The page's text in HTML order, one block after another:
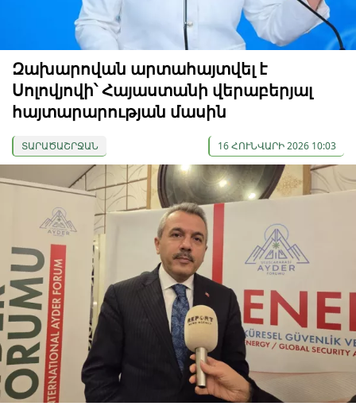
Զախարովան արտահայտվել է
Սոլովյովի՝ Հայաստանի վերաբերյալ
հայտարարության մասին
ՏԱՐԱԾԱՇՐՋԱՆ 16 ՀՈՒՆՎԱՐԻ 2026 10:03